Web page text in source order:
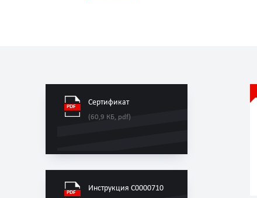
Сертификат
(60,9 КБ, pdf)
Инструкция C0000710